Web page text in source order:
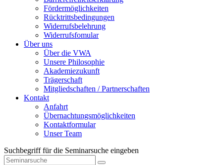
Fördermöglichkeiten
Rücktrittsbedingungen
Widerrufsbelehrung
Widerrufsfomular
Über uns
Über die VWA
Unsere Philosophie
Akademiezukunft
Trägerschaft
Mitgliedschaften / Partnerschaften
Kontakt
Anfahrt
Übernachtungsmöglichkeiten
Kontaktformular
Unser Team
Suchbegriff für die Seminarsuche eingeben